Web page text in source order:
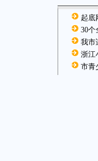
起底
30个
我市
浙江
市青